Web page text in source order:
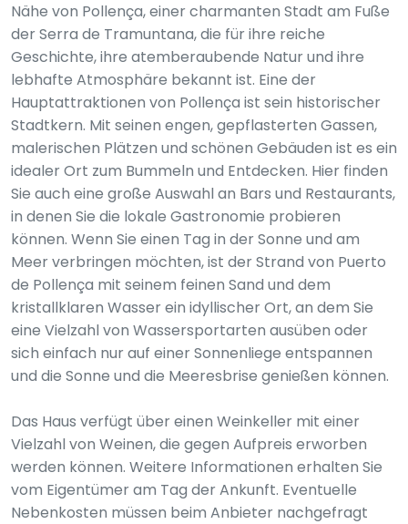
Nähe von Pollença, einer charmanten Stadt am Fuße
der Serra de Tramuntana, die für ihre reiche
Geschichte, ihre atemberaubende Natur und ihre
lebhafte Atmosphäre bekannt ist. Eine der
Hauptattraktionen von Pollença ist sein historischer
Stadtkern. Mit seinen engen, gepflasterten Gassen,
malerischen Plätzen und schönen Gebäuden ist es ein
idealer Ort zum Bummeln und Entdecken. Hier finden
Sie auch eine große Auswahl an Bars und Restaurants,
in denen Sie die lokale Gastronomie probieren
können. Wenn Sie einen Tag in der Sonne und am
Meer verbringen möchten, ist der Strand von Puerto
de Pollença mit seinem feinen Sand und dem
kristallklaren Wasser ein idyllischer Ort, an dem Sie
eine Vielzahl von Wassersportarten ausüben oder
sich einfach nur auf einer Sonnenliege entspannen
und die Sonne und die Meeresbrise genießen können.
Das Haus verfügt über einen Weinkeller mit einer
Vielzahl von Weinen, die gegen Aufpreis erworben
werden können. Weitere Informationen erhalten Sie
vom Eigentümer am Tag der Ankunft. Eventuelle
Nebenkosten müssen beim Anbieter nachgefragt